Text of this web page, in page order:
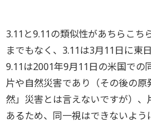
3.11と9.11の類似性があちらこち
までもなく、3.11は3月11日に東
9.11は2001年9月11日の米国での
片や自然災害であり（その後の原
然」災害とは言えないですが）
あるため、同一視はできないよ